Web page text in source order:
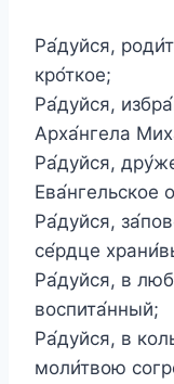
Ра́дуйся,
кро́ткое;
Ра́дуйся,
Арха́нгела
Ра́дуйся,
Ева́нгельское
Ра́дуйся,
се́рдце
Ра́дуйся, в
воспита́нный;
Ра́дуйся, в
моли́твою